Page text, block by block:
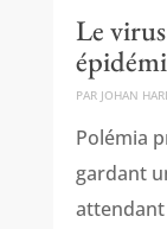
Le
PAR JOHAN
Polémia
gardant
attendant